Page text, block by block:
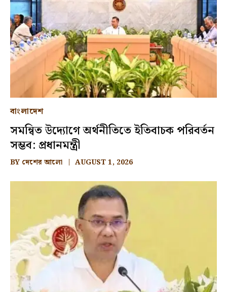
বাংলাদেশ
সমন্বিত উদ্যোগে অর্থনীতিতে ইতিবাচক পরিবর্তন
সম্ভব: প্রধানমন্ত্রী
BY দেশের আলো AUGUST 1, 2026